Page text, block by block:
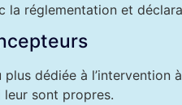
la réglementation et
plus dédiée à
sont propres.